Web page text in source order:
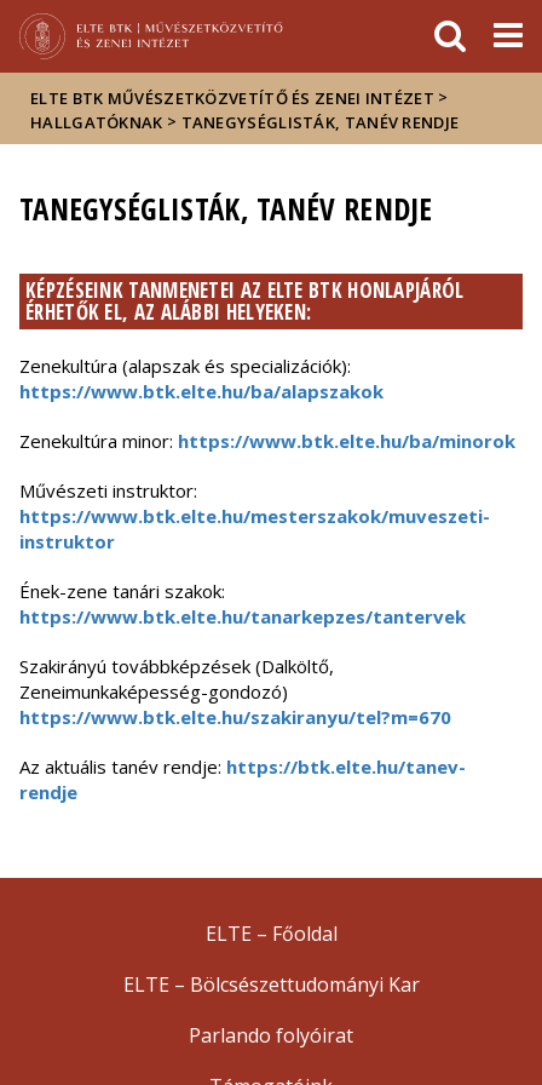
Hírek
Események
ELTE a
sajtóban
ELTE BTK MŰVÉSZETKÖZVETÍTŐ ÉS ZENEI INTÉZET >
HALLGATÓKNAK > TANEGYSÉGLISTÁK, TANÉV RENDJE
TANEGYSÉGLISTÁK, TANÉV RENDJE
KÉPZÉSEINK TANMENETEI AZ ELTE BTK HONLAPJÁRÓL
ÉRHETŐK EL, AZ ALÁBBI HELYEKEN:
Zenekultúra (alapszak és specializációk):
https://www.btk.elte.hu/ba/alapszakok
Zenekultúra minor: https://www.btk.elte.hu/ba/minorok
Művészeti instruktor:
https://www.btk.elte.hu/mesterszakok/muveszeti-
instruktor
Ének-zene tanári szakok:
https://www.btk.elte.hu/tanarkepzes/tantervek
Szakirányú továbbképzések (Dalköltő,
Zeneimunkaképesség-gondozó)
https://www.btk.elte.hu/szakiranyu/tel?m=670
Az aktuális tanév rendje: https://btk.elte.hu/tanev-
rendje
ELTE – Főoldal
ELTE – Bölcsészettudományi Kar
Parlando folyóirat